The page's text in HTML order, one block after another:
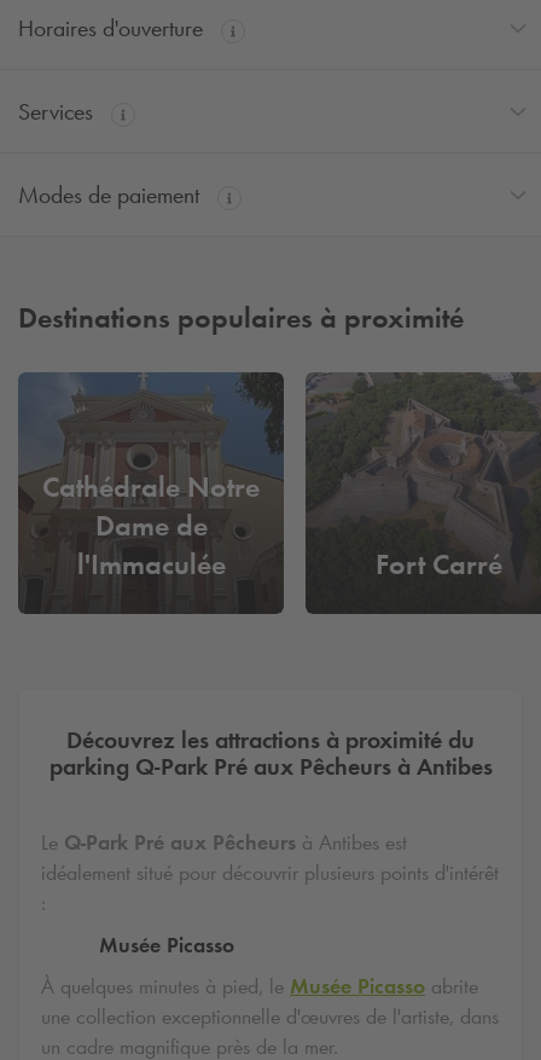
Horaires d'ouverture
Services
Modes de paiement
Destinations populaires à proximité
Cathédrale Notre
Dame de
l'Immaculée
Fort Carré
Découvrez les attractions à proximité du
parking Q-ParkPré aux Pêcheurs à Antibes
Le Q-Park Pré aux Pêcheurs à Antibes est
idéalement situé pour découvrir plusieurs points d'intérêt
:
Musée Picasso
À quelques minutes à pied, le Musée Picasso abrite
une collection exceptionnelle d'œuvres de l'artiste, dans
un cadre magnifique près de la mer.